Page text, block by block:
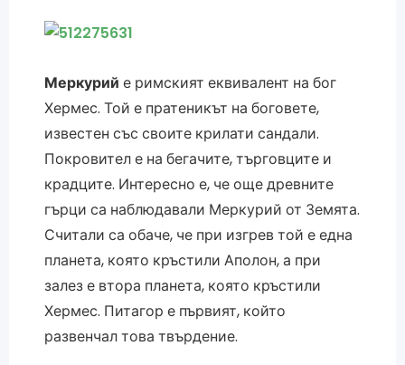
Меркурий е римският еквивалент на бог
Хермес. Той е пратеникът на боговете,
известен със своите крилати сандали.
Покровител е на бегачите, търговците и
крадците. Интересно е, че още древните
гърци са наблюдавали Меркурий от Земята.
Считали са обаче, че при изгрев той е една
планета, която кръстили Аполон, а при
залез е втора планета, която кръстили
Хермес. Питагор е първият, който
развенчал това твърдение.